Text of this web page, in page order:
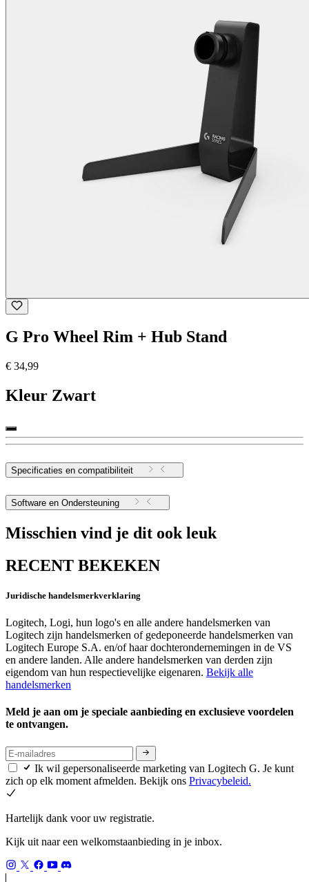
G Pro Wheel Rim + Hub Stand
€ 34,99
Kleur Zwart
Specificaties en compatibiliteit
Software en Ondersteuning
Misschien vind je dit ook leuk
RECENT BEKEKEN
Juridische handelsmerkverklaring
Logitech, Logi, hun logo's en alle andere handelsmerken van
Logitech zijn handelsmerken of gedeponeerde handelsmerken van
Logitech Europe S.A. en/of haar dochterondernemingen in de VS
en andere landen. Alle andere handelsmerken van derden zijn
eigendom van hun respectievelijke eigenaren. Bekijk alle
handelsmerken
Meld je aan om je speciale aanbieding en exclusieve voordelen
te ontvangen.
Ik wil gepersonaliseerde marketing van Logitech G. Je kunt
zich op elk moment afmelden. Bekijk ons Privacybeleid.
Hartelijk dank voor uw registratie.
Kijk uit naar een welkomstaanbieding in je inbox.